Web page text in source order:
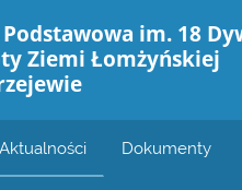
Podstawowa im. 18
Ziemi Łomżyńskiej
Aktualności Dokumenty